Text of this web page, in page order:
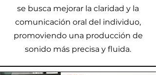
se busca mejorar la claridad y la
comunicación oral del individuo,
promoviendo una producción de
sonido más precisa y fluida.